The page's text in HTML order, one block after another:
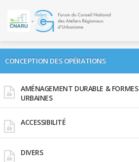
CONCEPTION DES OPÉRATIONS
AMÉNAGEMENT DURABLE & FORMES
URBAINES
ACCESSIBILITÉ
DIVERS